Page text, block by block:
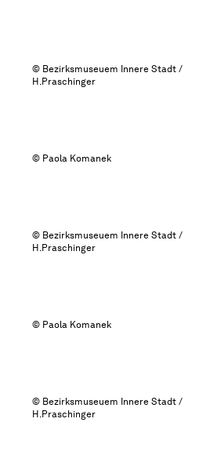
© Bezirksmuseuem Innere Stadt /
H.Praschinger
© Paola Komanek
© Bezirksmuseuem Innere Stadt /
H.Praschinger
© Paola Komanek
© Bezirksmuseuem Innere Stadt /
H.Praschinger